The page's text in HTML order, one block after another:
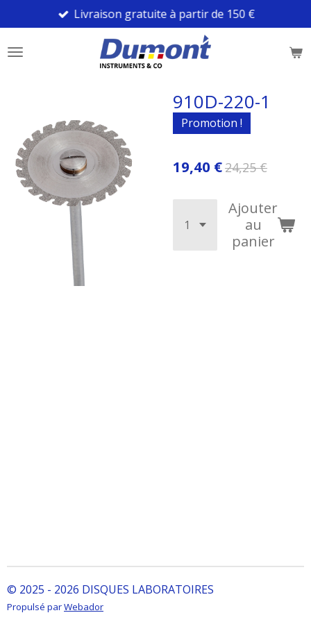
au
contenu
Livraison gratuite à partir de 150 €
910D-220-1
Promotion !
19,40 €24,25 €
Ajouter
au
panier
© 2025 - 2026 DISQUES LABORATOIRES
Propulsé parWebador